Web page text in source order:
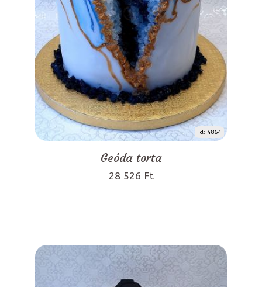
id: 4864
Geóda torta
28 526 Ft